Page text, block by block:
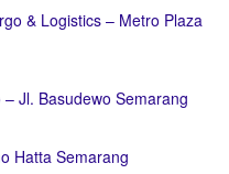
& Logistics – Metro Plaza
Jl. Basudewo Semarang
Hatta Semarang